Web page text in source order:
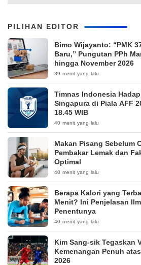
PILIHAN EDITOR
Bimo Wijayanto: “PMK
Baru,” Pungutan PPh
hingga November 2026
39 menit yang lalu
Timnas Indonesia
Singapura di Piala AFF
18.45 WIB
40 menit yang lalu
Makan Pisang Sebelum
Pembakar Lemak dan
Optimal
40 menit yang lalu
Berapa Kalori yang
Menit? Ini Penjelasan
Penentunya
40 menit yang lalu
Kim Sang-sik Tegaskan
Kemenangan Penuh
2026